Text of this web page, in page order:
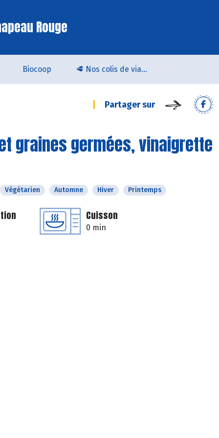
Rouge
Biocoop 🥩 Nos colis de viande bio & locale arrivent chez Biocoop Quimper !
Partager sur
graines germées, vinaigrette
Végétarien Automne Hiver Printemps
Cuisson
0 min